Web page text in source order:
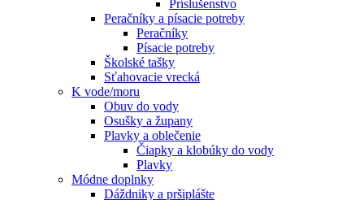
Príslušenstvo
Peračníky a písacie potreby
Peračníky
Písacie potreby
Školské tašky
Sťahovacie vrecká
K vode/moru
Obuv do vody
Osušky a župany
Plavky a oblečenie
Čiapky a klobúky do vody
Plavky
Módne doplnky
Dáždniky a pršiplášte